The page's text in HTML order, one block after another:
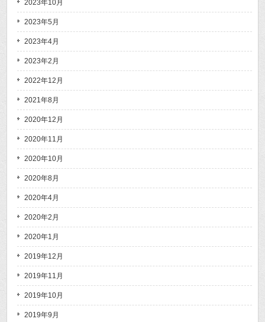
2023年10月
2023年5月
2023年4月
2023年2月
2022年12月
2021年8月
2020年12月
2020年11月
2020年10月
2020年8月
2020年4月
2020年2月
2020年1月
2019年12月
2019年11月
2019年10月
2019年9月